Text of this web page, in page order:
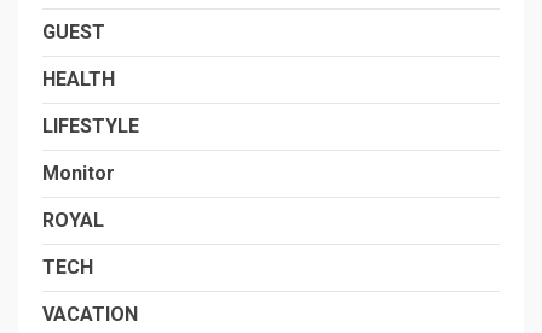
GUEST
HEALTH
LIFESTYLE
Monitor
ROYAL
TECH
VACATION